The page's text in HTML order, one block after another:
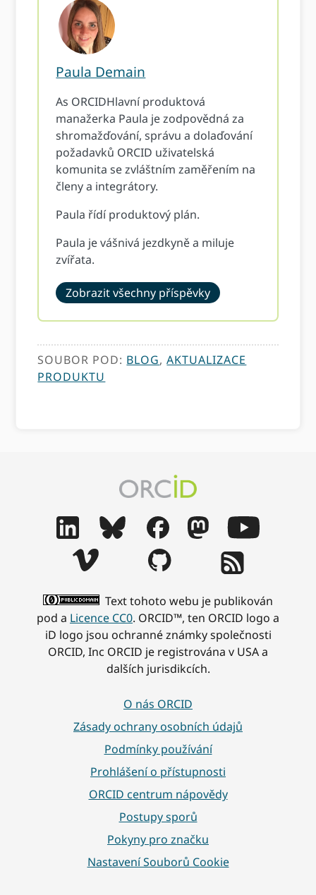
Paula Demain
As ORCIDHlavní produktová
manažerka Paula je zodpovědná za
shromažďování, správu a dolaďování
požadavků ORCID uživatelská
komunita se zvláštním zaměřením na
členy a integrátory.
Paula řídí produktový plán.
Paula je vášnivá jezdkyně a miluje
zvířata.
Zobrazit všechny příspěvky
SOUBOR POD: BLOG,AKTUALIZACE
PRODUKTU
Text tohoto webu je publikován
pod a Licence CC0. ORCID™, ten ORCID logo a
iD logo jsou ochranné známky společnosti
ORCID, Inc ORCID je registrována v USA a
dalších jurisdikcích.
O nás ORCID
Zásady ochrany osobních údajů
Podmínky používání
Prohlášení o přístupnosti
ORCID centrum nápovědy
Postupy sporů
Pokyny pro značku
Nastavení Souborů Cookie